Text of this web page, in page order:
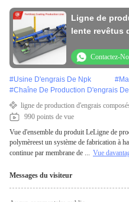
Ligne de
lente revêtus
Contactez-
#Usine D'engrais De Npk #
#Chaîne De Production D'engrais
ligne de production d'engrais
990 points de vue
Vue d'ensemble du produit LeLigne de
polymèreest un système de fabrication à
continue par membrane de ... Vue
Messages du visiteur